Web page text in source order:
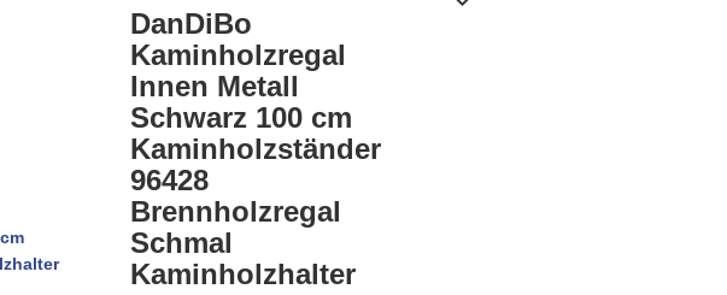
DanDiBo
Kaminholzregal
Innen Metall
Schwarz 100 cm
Kaminholzständer
96428
Brennholzregal
Schmal
Kaminholzhalter